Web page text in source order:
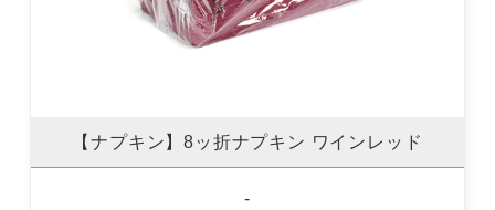
【ナプキン】8ッ折ナプキン ワインレッド
-